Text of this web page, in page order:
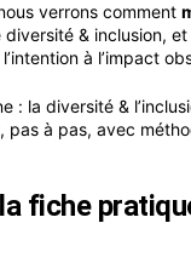
verrons comment
diversité & inclusion,
à l’impact
: la diversité &
pas à pas, avec
fiche